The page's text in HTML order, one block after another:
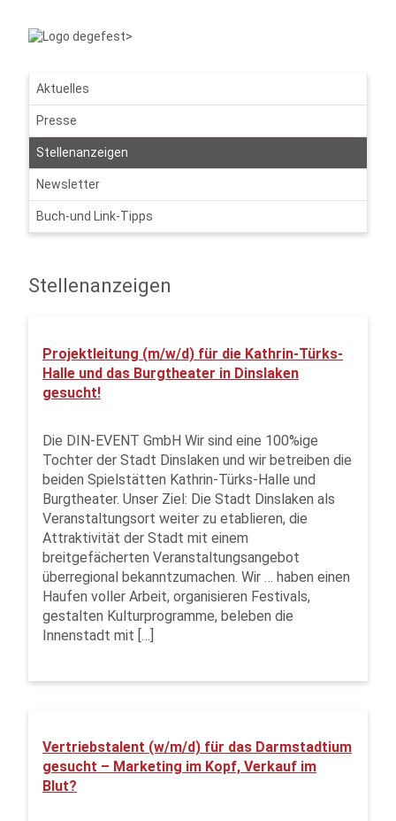
Aktuelles
Presse
Stellenanzeigen
Newsletter
Buch-und Link-Tipps
Stellenanzeigen
Projektleitung (m/w/d) für die Kathrin-Türks-
Halle und das Burgtheater in Dinslaken
gesucht!
Die DIN-EVENT GmbH Wir sind eine 100%ige
Tochter der Stadt Dinslaken und wir betreiben die
beiden Spielstätten Kathrin-Türks-Halle und
Burgtheater. Unser Ziel: Die Stadt Dinslaken als
Veranstaltungsort weiter zu etablieren, die
Attraktivität der Stadt mit einem
breitgefächerten Veranstaltungsangebot
überregional bekanntzumachen. Wir … haben einen
Haufen voller Arbeit, organisieren Festivals,
gestalten Kulturprogramme, beleben die
Innenstadt mit […]
Vertriebstalent (w/m/d) für das Darmstadtium
gesucht – Marketing im Kopf, Verkauf im
Blut?